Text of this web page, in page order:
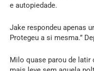
e autopiedade.
Jake respondeu apenas
Protegeu a si mesma.”
Milo quase parou de latir